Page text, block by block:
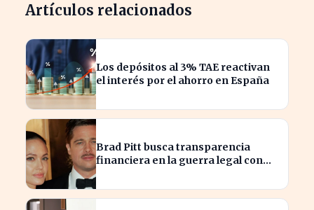
Artículos relacionados
Los depósitos al 3% TAE reactivan
el interés por el ahorro en España
Brad Pitt busca transparencia
financiera en la guerra legal con